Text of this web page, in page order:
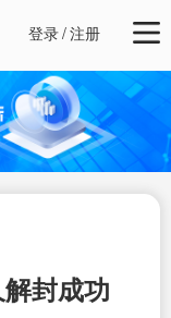
登录/注册
封成功